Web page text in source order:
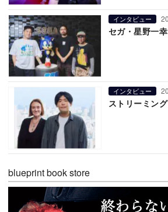
インタビュー
セガ・星野一
インタビュー
ストリーミン
blueprint book store